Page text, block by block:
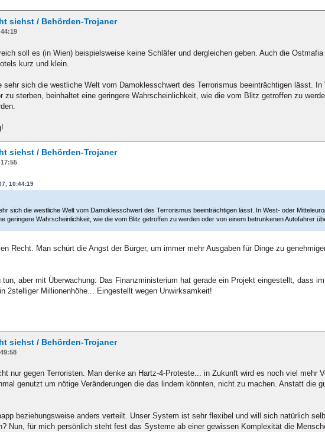
siehst / Behörden-Trojaner
soll es (in Wien) beispielsweise keine Schläfer und dergleichen geben. Auch die
kurz und klein.
sehr sich die westliche Welt vom Damoklesschwert des Terrorismus beeinträchtigen lässt. In
zu sterben, beinhaltet eine geringere Wahrscheinlichkeit, wie die vom Blitz getroffen zu
siehst / Behörden-Trojaner
10:44:19
sich die westliche Welt vom Damoklesschwert des Terrorismus beeinträchtigen lässt. In West- oder
geringere Wahrscheinlichkeit, wie die vom Blitz getroffen zu werden oder von einem betrunkenen Autofahrer
Recht. Man schürt die Angst der Bürger, um immer mehr Ausgaben für Dinge zu
aber mit Überwachung: Das Finanzministerium hat gerade ein Projekt eingestellt, dass
2stelliger Millionenhöhe... Eingestellt wegen Unwirksamkeit!
siehst / Behörden-Trojaner
nur gegen Terroristen. Man denke an Hartz-4-Proteste... in Zukunft wird es noch viel mehr
genutzt um nötige Veränderungen die das lindern könnten, nicht zu machen. Anstatt die
beziehungsweise anders verteilt. Unser System ist sehr flexibel und will sich natürlich
Nun, für mich persönlich steht fest das Systeme ab einer gewissen Komplexität die